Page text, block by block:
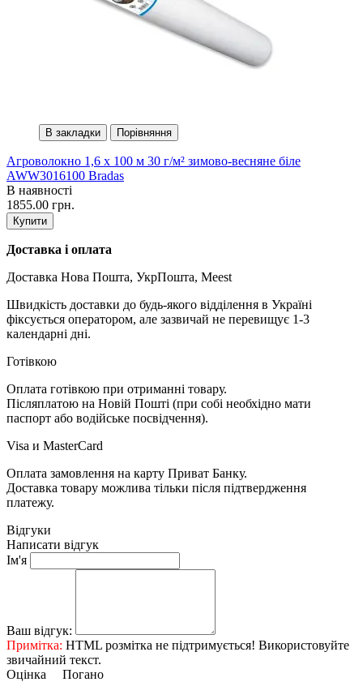
В закладки Порівняння
Агроволокно 1,6 х 100 м 30 г/м² зимово-весняне біле
AWW3016100 Bradas
В наявності
1855.00 грн.
Купити
Доставка і оплата
Доставка Нова Пошта, УкрПошта, Meest
Швидкість доставки до будь-якого відділення в Україні
фіксується оператором, але зазвичай не перевищує 1-3
календарні дні.
Готівкою
Оплата готівкою при отриманні товару.
Післяплатою на Новій Пошті (при собі необхідно мати
паспорт або водійське посвідчення).
Visa и MasterCard
Оплата замовлення на карту Приват Банку.
Доставка товару можлива тільки після підтвердження
платежу.
Відгуки
Написати відгук
Ім'я
Ваш відгук:
Примітка: HTML розмітка не підтримується! Використовуйте
звичайний текст.
Оцінка Погано